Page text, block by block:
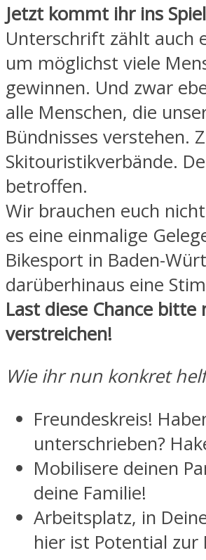
Jetzt kommt ihr ins Spiel
Unterschrift zählt auch
um möglichst viele
gewinnen. Und zwar
alle Menschen, die
Bündnisses verstehen.
Skitouristikverbände.
betroffen.
Wir brauchen euch
es eine einmalige
Bikesport in Baden-
darüberhinaus eine
Last diese Chance
verstreichen!
Wie ihr nun konkret
Freundeskreis!
unterschrieben?
Mobilisere deinen
deine Familie!
Arbeitsplatz, in
hier ist Potential zur